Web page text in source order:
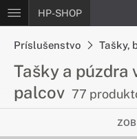
HP-SHOP
Príslušenstvo Tašky,
Tašky a púzdra
palcov 77
Zoberte si Váš